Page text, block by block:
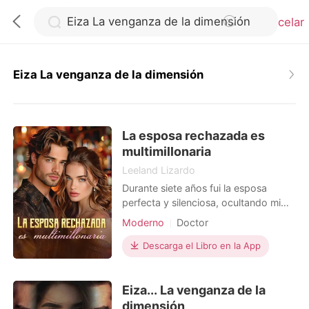
Cancelar
Recargar
Historia
Salir
Eiza La venganza de la dimensión
La esposa rechazada es
multimillonaria
Leeland Lizardo
Durante siete años fui la esposa
perfecta y silenciosa, ocultando mi
verdadera identidad mientras
urgencias. Hasta que mi
multimillonario esposo irrumpió en mi
en sus brazos. Era Allena, la
prometida de su primo. Me empujó
Moderno Doctor
Descarga el Libro en la App
Eiza... La venganza de la
dimensión